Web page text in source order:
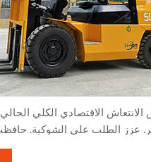
الاقتصادي الكلي الحالي
عزز الطلب على الشوكية.
البنية التحتية التي تنفذها